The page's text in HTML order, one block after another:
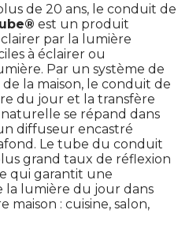
de 20 ans, le conduit de
est un produit
par la lumière
à éclairer ou
Par un système de
la maison, le conduit de
du jour et la transfère
se répand dans
diffuseur encastré
Le tube du conduit
grand taux de réflexion
qui garantit une
la lumière du jour dans
maison : cuisine, salon,